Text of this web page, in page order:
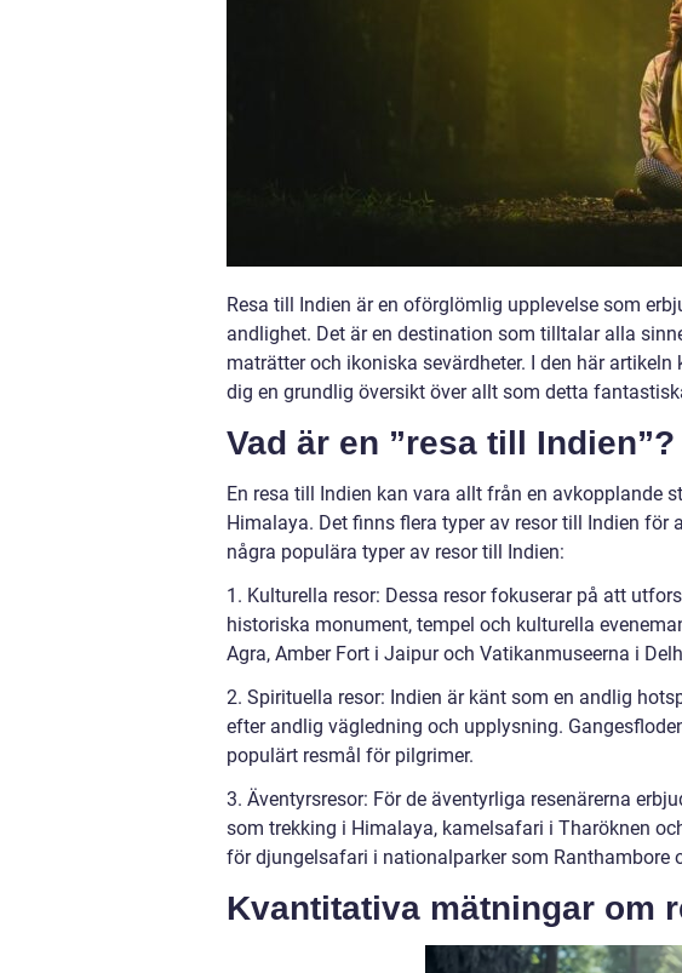
Resa till Indien är en oförglömlig upplevelse som
andlighet. Det är en destination som tilltalar alla
maträtter och ikoniska sevärdheter. I den här
dig en grundlig översikt över allt som detta
Vad är en ”resa till Indien”?
En resa till Indien kan vara allt från en avkopplande
Himalaya. Det finns flera typer av resor till Indien
några populära typer av resor till Indien:
1. Kulturella resor: Dessa resor fokuserar på att
historiska monument, tempel och kulturella
Agra, Amber Fort i Jaipur och Vatikanmuseerna i
2. Spirituella resor: Indien är känt som en andlig
efter andlig vägledning och upplysning.
populärt resmål för pilgrimer.
3. Äventyrsresor: För de äventyrliga resenärerna
som trekking i Himalaya, kamelsafari i Tharöknen
för djungelsafari i nationalparker som Ranthambore
Kvantitativa mätningar om